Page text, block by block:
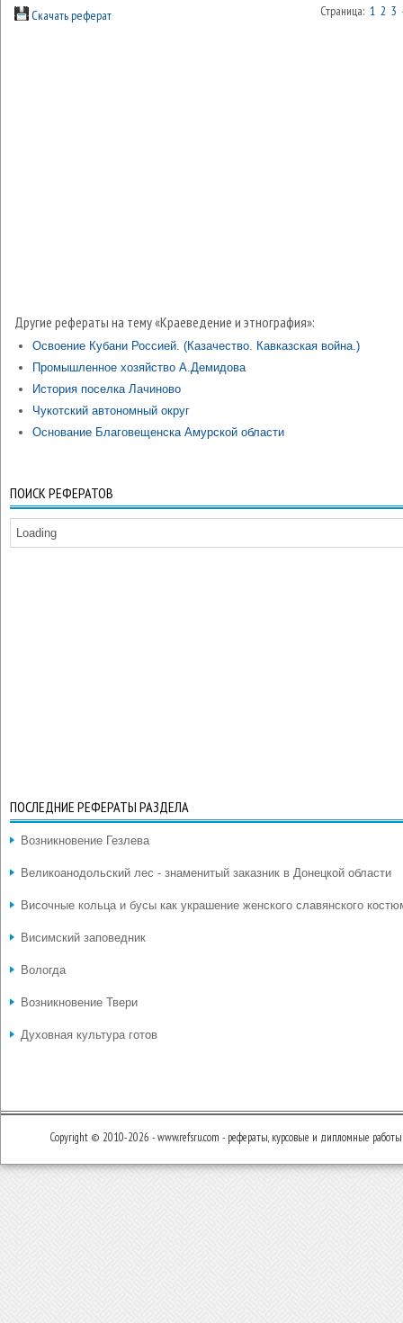
Скачать реферат Страница: 1 2 3
Другие рефераты на тему «Краеведение и этнография»:
Освоение Кубани Россией. (Казачество. Кавказская война.)
Промышленное хозяйство А.Демидова
История поселка Лачиново
Чукотский автономный округ
Основание Благовещенска Амурской области
ПОИСК РЕФЕРАТОВ
Loading
ПОСЛЕДНИЕ РЕФЕРАТЫ РАЗДЕЛА
Возникновение Гезлева
Великоанодольский лес - знаменитый заказник в Донецкой области
Височные кольца и бусы как украшение женского славянского
Висимский заповедник
Вологда
Возникновение Твери
Духовная культура готов
Copyright © 2010-2026 - www.refsru.com - рефераты, курсовые и дипломные работы